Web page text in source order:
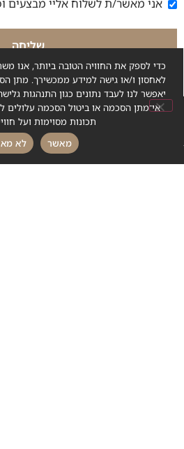
הסכמה לקבלת דיוור
אני מאשר/ת לשלוח אליי מבצעים
שליחה
כדי לספק את החוויה הטובה ביותר, אנו
לאחסון ו/או גישה למידע ממכשירך. מתן
יאפשר לנו לעבד נתונים כגון התנהגות
אי־מתן הסכמה או ביטול הסכמה עלולים
תכונות מסוימות ועל
מאשר
לא